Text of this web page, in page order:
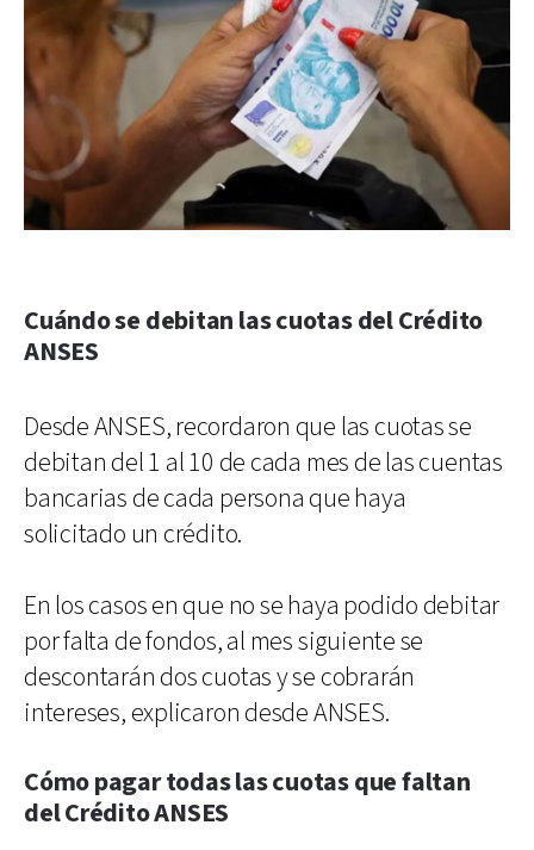
Cuándo se debitan las cuotas del Crédito
ANSES
Desde ANSES, recordaron que las cuotas se
debitan del 1 al 10 de cada mes de las cuentas
bancarias de cada persona que haya
solicitado un crédito.
En los casos en que no se haya podido debitar
por falta de fondos, al mes siguiente se
descontarán dos cuotas y se cobrarán
intereses, explicaron desde ANSES.
Cómo pagar todas las cuotas que faltan
del Crédito ANSES